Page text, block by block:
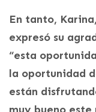
En tanto,
expresó su
“esta
la oportunidad
están